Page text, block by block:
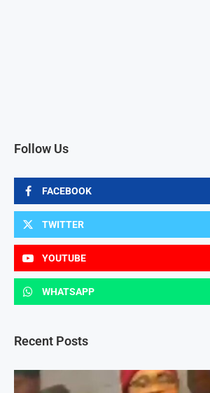
Follow Us
FACEBOOK
TWITTER
YOUTUBE
WHATSAPP
Recent Posts